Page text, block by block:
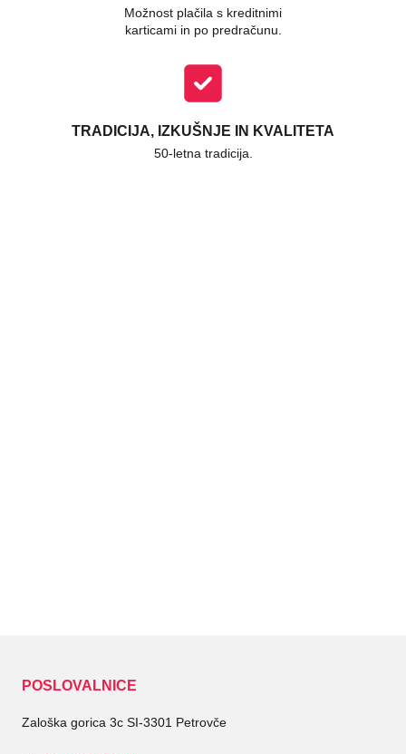
Možnost plačila s kreditnimi
karticami in po predračunu.
TRADICIJA, IZKUŠNJE IN KVALITETA
50-letna tradicija.
POSLOVALNICE
Zaloška gorica 3c SI-3301 Petrovče